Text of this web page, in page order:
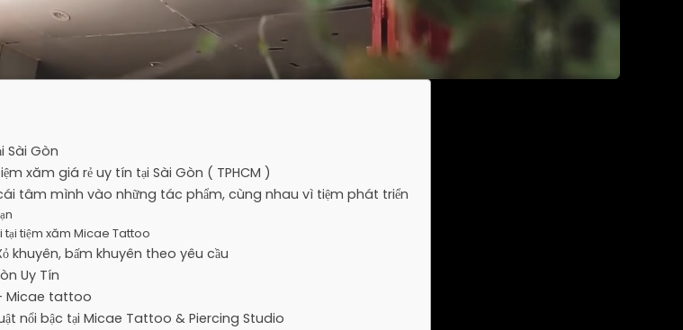
Sài Gòn
xăm giá rẻ uy tín tại Sài Gòn ( TPHCM )
tâm mình vào những tác phẩm, cùng nhau vì tiệm phát triển
tiệm xăm Micae Tattoo
khuyên, bấm khuyên theo yêu cầu
Uy Tín
Micae tattoo
nổi bậc tại Micae Tattoo & Piercing Studio